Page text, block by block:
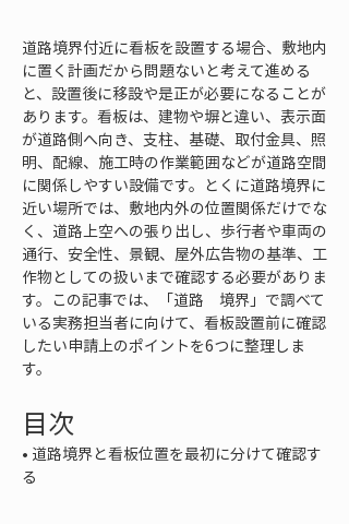
道路境界付近に看板を設置する場合、敷地内
に置く計画だから問題ないと考えて進める
と、設置後に移設や是正が必要になることが
あります。看板は、建物や塀と違い、表示面
が道路側へ向き、支柱、基礎、取付金具、照
明、配線、施工時の作業範囲などが道路空間
に関係しやすい設備です。とくに道路境界に
近い場所では、敷地内外の位置関係だけでな
く、道路上空への張り出し、歩行者や車両の
通行、安全性、景観、屋外広告物の基準、工
作物としての扱いまで確認する必要がありま
す。この記事では、「道路　境界」で調べて
いる実務担当者に向けて、看板設置前に確認
したい申請上のポイントを6つに整理しま
す。
目次
• 道路境界と看板位置を最初に分けて確認す
る